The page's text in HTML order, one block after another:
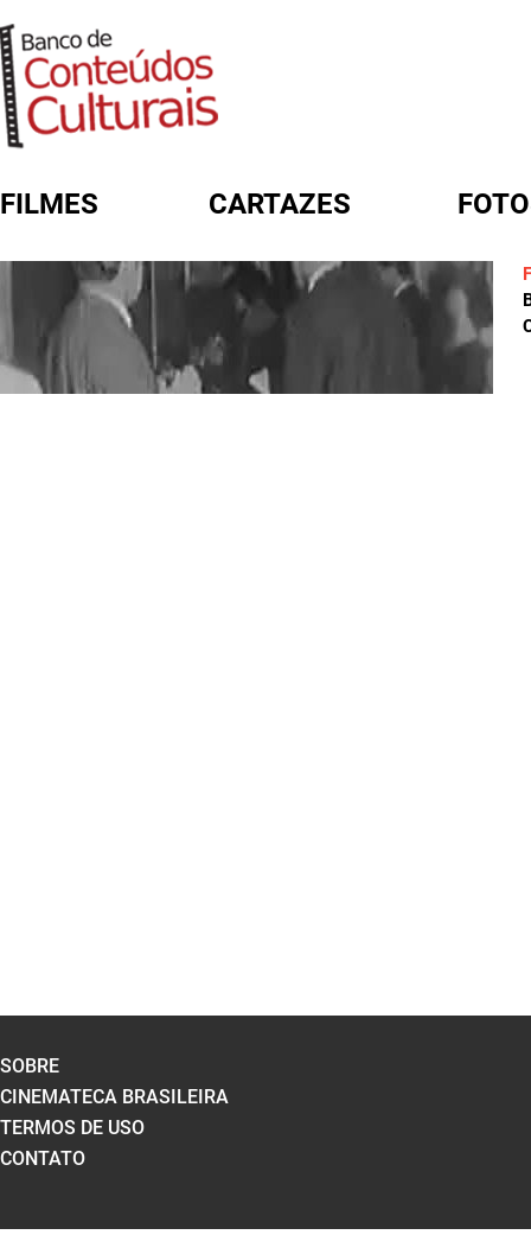
FILMES CARTAZES
FORMULÁRIO DE BUSCA
SOBRE
CINEMATECA BRASILEIRA
TERMOS DE USO
CONTATO